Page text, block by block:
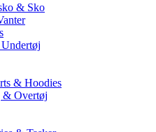
& Sko
& Hoodies
& Overtøj